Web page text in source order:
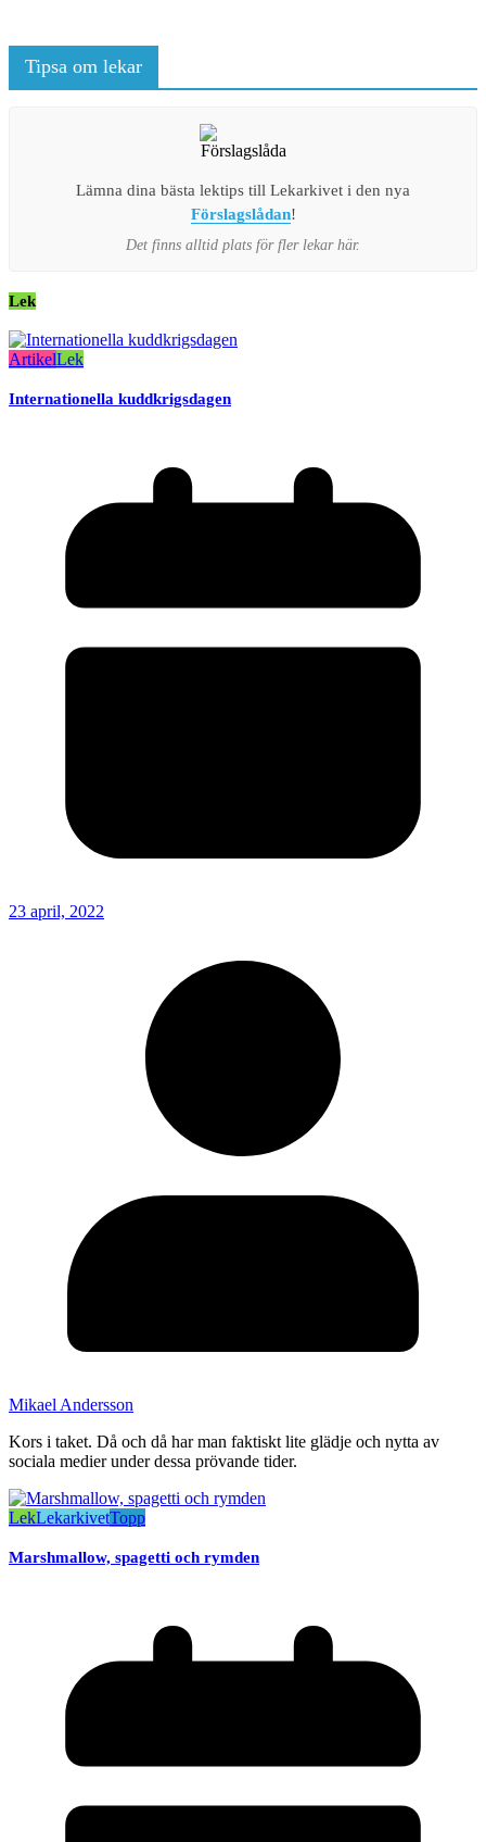
Tipsa om lekar
Lämna dina bästa lektips till Lekarkivet i den nya
Förslagslådan!
Det finns alltid plats för fler lekar här.
Lek
ArtikelLek
Internationella kuddkrigsdagen
23 april, 2022
Mikael Andersson
Kors i taket. Då och då har man faktiskt lite glädje och nytta av
sociala medier under dessa prövande tider.
LekLekarkivetTopp
Marshmallow, spagetti och rymden